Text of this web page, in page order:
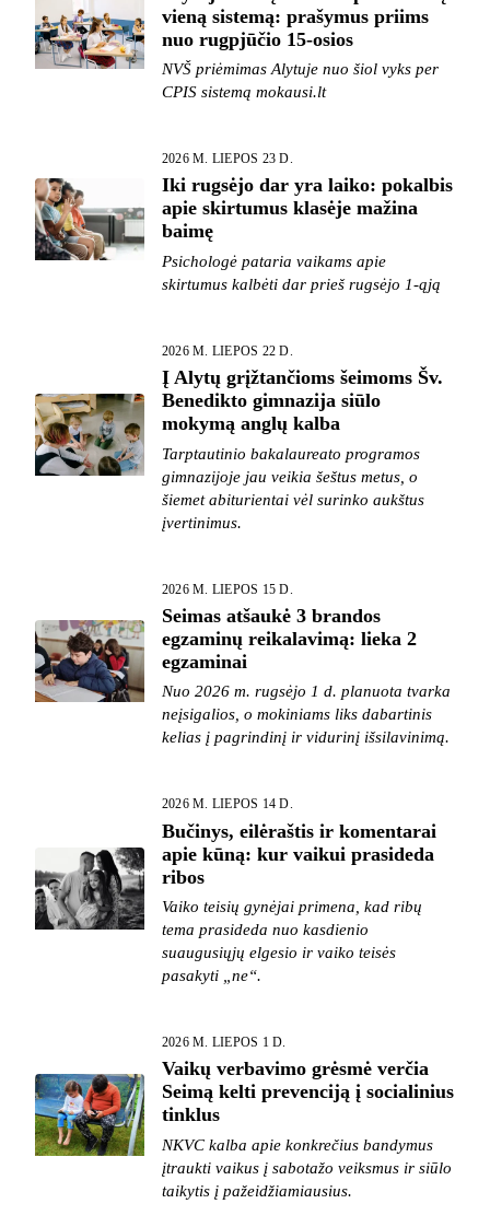
vieną sistemą: prašymus priims
nuo rugpjūčio 15-osios
NVŠ priėmimas Alytuje nuo šiol vyks per
CPIS sistemą mokausi.lt
2026 M. LIEPOS 23 D.
Iki rugsėjo dar yra laiko: pokalbis
apie skirtumus klasėje mažina
baimę
Psichologė pataria vaikams apie
skirtumus kalbėti dar prieš rugsėjo 1-ąją
2026 M. LIEPOS 22 D.
Į Alytų grįžtančioms šeimoms Šv.
Benedikto gimnazija siūlo
mokymą anglų kalba
Tarptautinio bakalaureato programos
gimnazijoje jau veikia šeštus metus, o
šiemet abiturientai vėl surinko aukštus
įvertinimus.
2026 M. LIEPOS 15 D.
Seimas atšaukė 3 brandos
egzaminų reikalavimą: lieka 2
egzaminai
Nuo 2026 m. rugsėjo 1 d. planuota tvarka
neįsigalios, o mokiniams liks dabartinis
kelias į pagrindinį ir vidurinį išsilavinimą.
2026 M. LIEPOS 14 D.
Bučinys, eilėraštis ir komentarai
apie kūną: kur vaikui prasideda
ribos
Vaiko teisių gynėjai primena, kad ribų
tema prasideda nuo kasdienio
suaugusiųjų elgesio ir vaiko teisės
pasakyti „ne“.
2026 M. LIEPOS 1 D.
Vaikų verbavimo grėsmė verčia
Seimą kelti prevenciją į socialinius
tinklus
NKVC kalba apie konkrečius bandymus
įtraukti vaikus į sabotažo veiksmus ir siūlo
taikytis į pažeidžiamiausius.